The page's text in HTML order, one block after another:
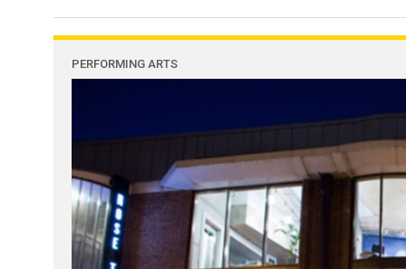
PERFORMING ARTS